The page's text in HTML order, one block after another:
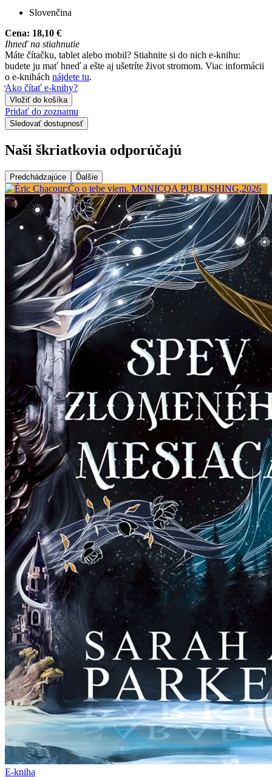
Slovenčina
Cena: 18,10 €
Ihneď na stiahnutie
Máte čítačku, tablet alebo mobil? Stiahnite si do nich e-knihu:
budete ju mať hneď a ešte aj ušetríte život stromom. Viac informácii
o e-knihách nájdete tu.
Ako čítať e-knihy?
Vložiť do košíka
Pridať do zoznamu
Sledovať dostupnosť
Naši škriatkovia odporúčajú
Predchádzajúce Ďalšie
E-kniha